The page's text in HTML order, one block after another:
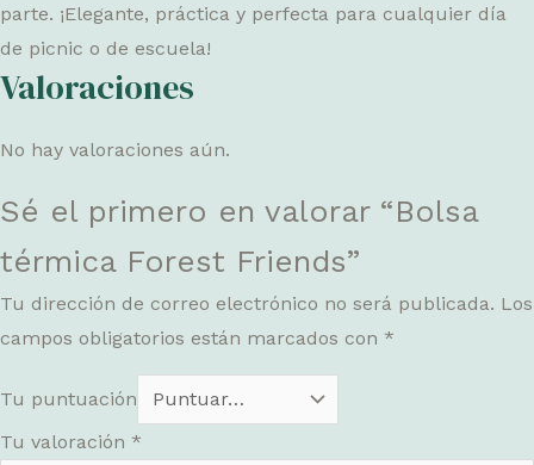
parte. ¡Elegante, práctica y perfecta para cualquier día
de picnic o de escuela!
Valoraciones
No hay valoraciones aún.
Sé el primero en valorar “Bolsa
térmica Forest Friends”
Tu dirección de correo electrónico no será publicada. Los
campos obligatorios están marcados con *
Tu puntuación
Tu valoración *